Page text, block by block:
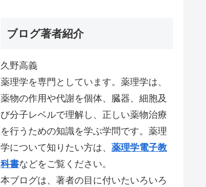
ブログ著者紹介
久野高義
薬理学を専門としています。薬理学は、
薬物の作用や代謝を個体、臓器、細胞及
び分子レベルで理解し、正しい薬物治療
を行うための知識を学ぶ学問です。薬理
学について知りたい方は、 薬理学電子教
科書などをご覧ください。
本ブログは、著者の目に付いたいろいろ